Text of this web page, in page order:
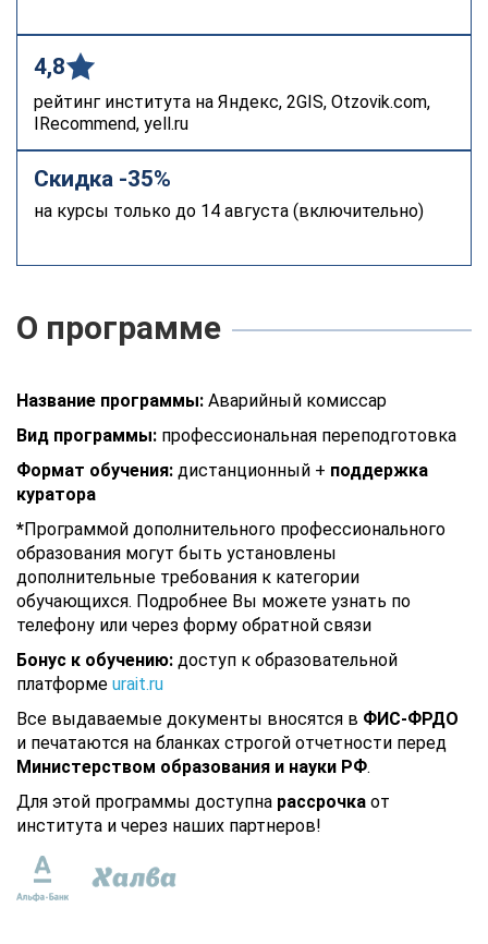
4,8
рейтинг института на Яндекс, 2GIS, Otzovik.com,
IRecommend, yell.ru
Скидка -35%
на курсы только до 14 августа (включительно)
О программе
Название программы: Аварийный комиссар
Вид программы: профессиональная переподготовка
Формат обучения: дистанционный + поддержка
куратора
*Программой дополнительного профессионального
образования могут быть установлены
дополнительные требования к категории
обучающихся. Подробнее Вы можете узнать по
телефону или через форму обратной связи
Бонус к обучению: доступ к образовательной
платформе urait.ru
Все выдаваемые документы вносятся в ФИС-ФРДО
и печатаются на бланках строгой отчетности перед
Министерством образования и науки РФ.
Для этой программы доступна рассрочка от
института и через наших партнеров!